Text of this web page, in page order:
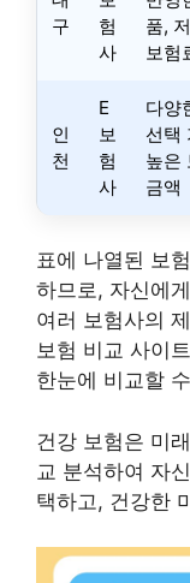
구
험
사
품,
보험
인
천
E
보
험
사
다양
선택
높은
금액
표에 나열된 보
하므로, 자신에
여러 보험사의
보험 비교 사이
한눈에 비교할
건강 보험은 미
교 분석하여 자
택하고, 건강한